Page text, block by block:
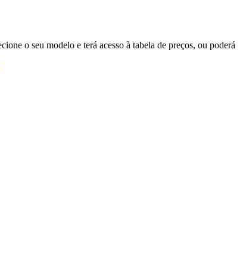
o seu modelo e terá acesso à tabela de preços, ou poderá